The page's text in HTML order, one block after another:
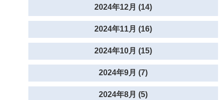
2024年12月 (14)
2024年11月 (16)
2024年10月 (15)
2024年9月 (7)
2024年8月 (5)